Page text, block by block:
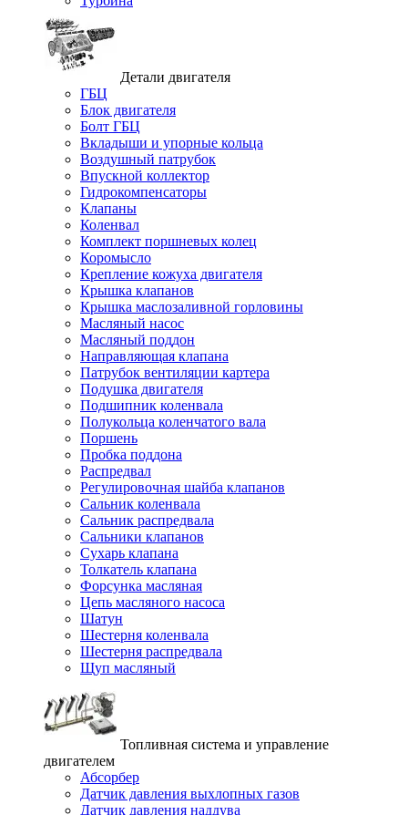
Детали двигателя
ГБЦ
Блок двигателя
Болт ГБЦ
Вкладыши и упорные кольца
Воздушный патрубок
Впускной коллектор
Гидрокомпенсаторы
Клапаны
Коленвал
Комплект поршневых колец
Коромысло
Крепление кожуха двигателя
Крышка клапанов
Крышка маслозаливной горловины
Масляный насос
Масляный поддон
Направляющая клапана
Патрубок вентиляции картера
Подушка двигателя
Подшипник коленвала
Полукольца коленчатого вала
Поршень
Пробка поддона
Распредвал
Регулировочная шайба клапанов
Сальник коленвала
Сальник распредвала
Сальники клапанов
Сухарь клапана
Толкатель клапана
Форсунка масляная
Цепь масляного насоса
Шатун
Шестерня коленвала
Шестерня распредвала
Щуп масляный
Топливная система и управление
двигателем
Абсорбер
Датчик давления выхлопных газов
Датчик давления наддува